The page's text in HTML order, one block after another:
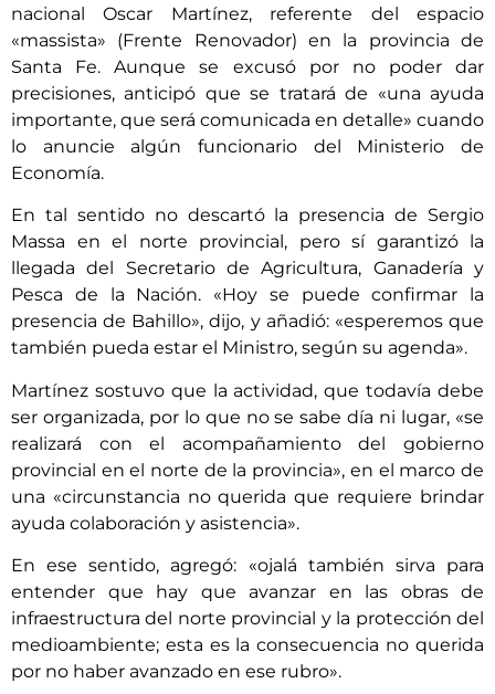
nacional Oscar Martínez, referente del espacio
«massista» (Frente Renovador) en la provincia de
Santa Fe. Aunque se excusó por no poder dar
precisiones, anticipó que se tratará de «una ayuda
importante, que será comunicada en detalle» cuando
lo anuncie algún funcionario del Ministerio de
Economía.
En tal sentido no descartó la presencia de Sergio
Massa en el norte provincial, pero sí garantizó la
llegada del Secretario de Agricultura, Ganadería y
Pesca de la Nación. «Hoy se puede confirmar la
presencia de Bahillo», dijo, y añadió: «esperemos que
también pueda estar el Ministro, según su agenda».
Martínez sostuvo que la actividad, que todavía debe
ser organizada, por lo que no se sabe día ni lugar, «se
realizará con el acompañamiento del gobierno
provincial en el norte de la provincia», en el marco de
una «circunstancia no querida que requiere brindar
ayuda colaboración y asistencia».
En ese sentido, agregó: «ojalá también sirva para
entender que hay que avanzar en las obras de
infraestructura del norte provincial y la protección del
medioambiente; esta es la consecuencia no querida
por no haber avanzado en ese rubro».